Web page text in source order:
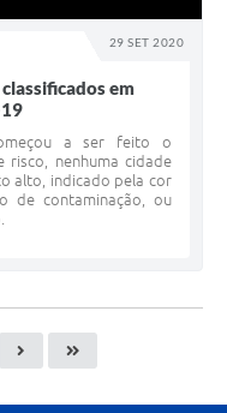
29 SET 2020
em
a ser feito o
risco, nenhuma cidade
alto, indicado pela cor
de contaminação, ou